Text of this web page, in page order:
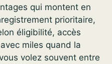
qui montent en
prioritaire,
éligibilité, accès
miles quand la
volez souvent entre